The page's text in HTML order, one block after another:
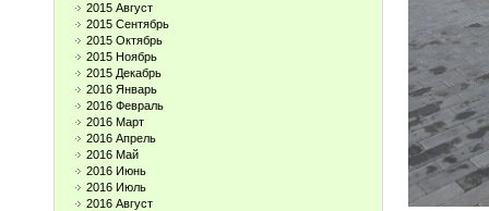
2015 Август
2015 Сентябрь
2015 Октябрь
2015 Ноябрь
2015 Декабрь
2016 Январь
2016 Февраль
2016 Март
2016 Апрель
2016 Май
2016 Июнь
2016 Июль
2016 Август